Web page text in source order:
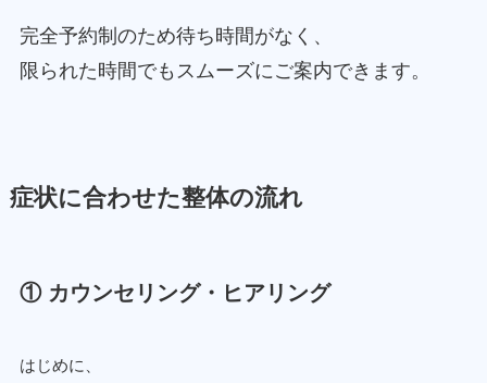
完全予約制のため待ち時間がなく、
限られた時間でもスムーズにご案内できます。
症状に合わせた整体の流れ
① カウンセリング・ヒアリング
はじめに、